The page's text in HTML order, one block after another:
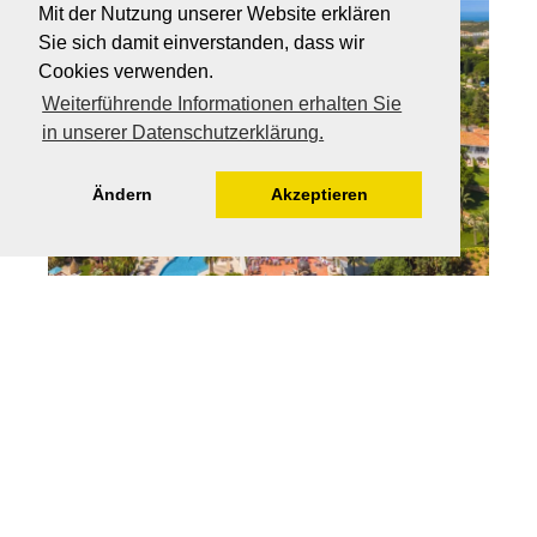
Mit der Nutzung unserer Website erklären
Sie sich damit einverstanden, dass wir
Cookies verwenden.
Weiterführende Informationen erhalten Sie
in unserer Datenschutzerklärung.
Ändern Akzeptieren